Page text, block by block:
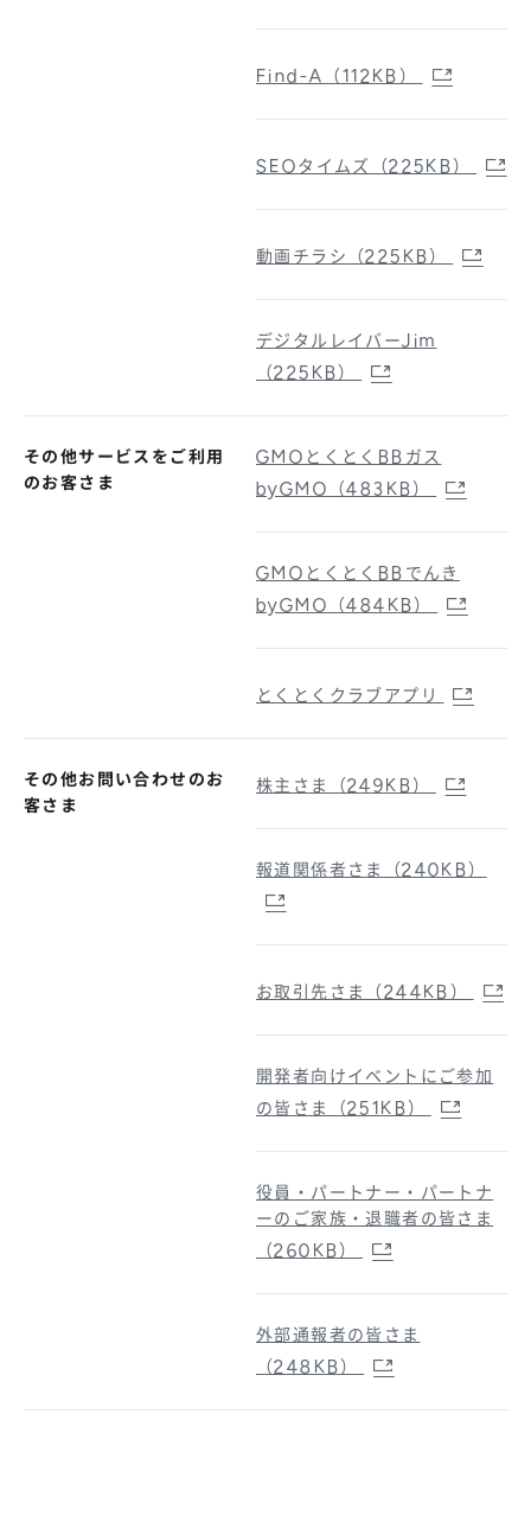
Find-A（112KB）
SEOタイムズ（225KB）
動画チラシ（225KB）
デジタルレイバーJim
（225KB）
その他サービスをご利用
のお客さま
GMOとくとくBBガス
byGMO（483KB）
GMOとくとくBBでんき
byGMO（484KB）
とくとくクラブアプリ
その他お問い合わせのお
客さま
株主さま（249KB）
報道関係者さま（240KB）
お取引先さま（244KB）
開発者向けイベントにご参加
の皆さま（251KB）
役員・パートナー・パートナ
ーのご家族・退職者の皆さま
（260KB）
外部通報者の皆さま
（248KB）